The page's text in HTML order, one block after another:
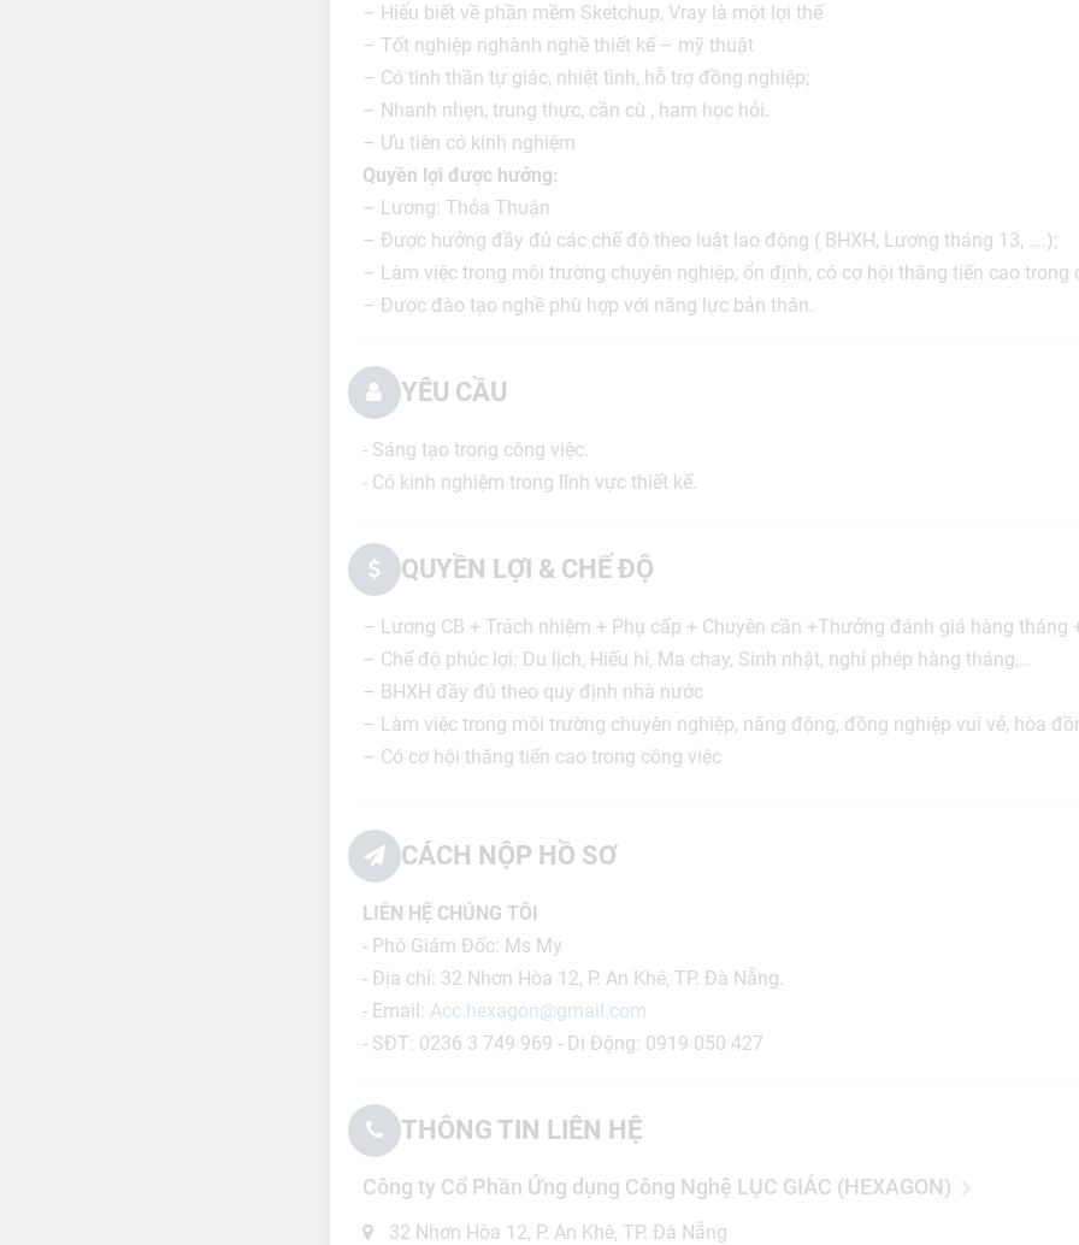
– Hiểu biết về phần mềm Sketchup, Vray là một lợi thế
– Tốt nghiệp nghành nghề thiết kế – mỹ thuật
– Có tinh thần tự giác, nhiệt tình, hỗ trợ đồng nghiệp;
– Nhanh nhẹn, trung thực, cần cù , ham học hỏi.
– Ưu tiên có kinh nghiệm
Quyền lợi được hưởng:
– Lương: Thỏa Thuận
– Được hưởng đầy đủ các chế độ theo luật lao động ( BHXH, Lương tháng 13, ….);
– Làm việc trong môi trường chuyên nghiệp, ổn định, có cơ hội thăng tiến cao trong
– Được đào tạo nghề phù hợp với năng lực bản thân.
YÊU CẦU
- Sáng tạo trong công việc.
- Có kinh nghiệm trong lĩnh vực thiết kế.
QUYỀN LỢI & CHẾ ĐỘ
– Lương CB + Trách nhiệm + Phụ cấp + Chuyên cần +Thưởng đánh giá hàng tháng
– Chế độ phúc lợi: Du lịch, Hiếu hỉ, Ma chay, Sinh nhật, nghỉ phép hàng tháng,…
– BHXH đầy đủ theo quy định nhà nước
– Làm việc trong môi trường chuyên nghiệp, năng động, đồng nghiệp vui vẻ, hòa
– Có cơ hội thăng tiến cao trong công việc
CÁCH NỘP HỒ SƠ
LIÊN HỆ CHÚNG TÔI
- Phó Giám Đốc: Ms My
- Địa chỉ: 32 Nhơn Hòa 12, P. An Khê, TP. Đà Nẵng.
- Email: Acc.hexagon@gmail.com
- SĐT: 0236 3 749 969 - Di Động: 0919 050 427
THÔNG TIN LIÊN HỆ
Công ty Cổ Phần Ứng dụng Công Nghệ LỤC GIÁC (HEXAGON)
32 Nhơn Hòa 12, P. An Khê, TP. Đà Nẵng